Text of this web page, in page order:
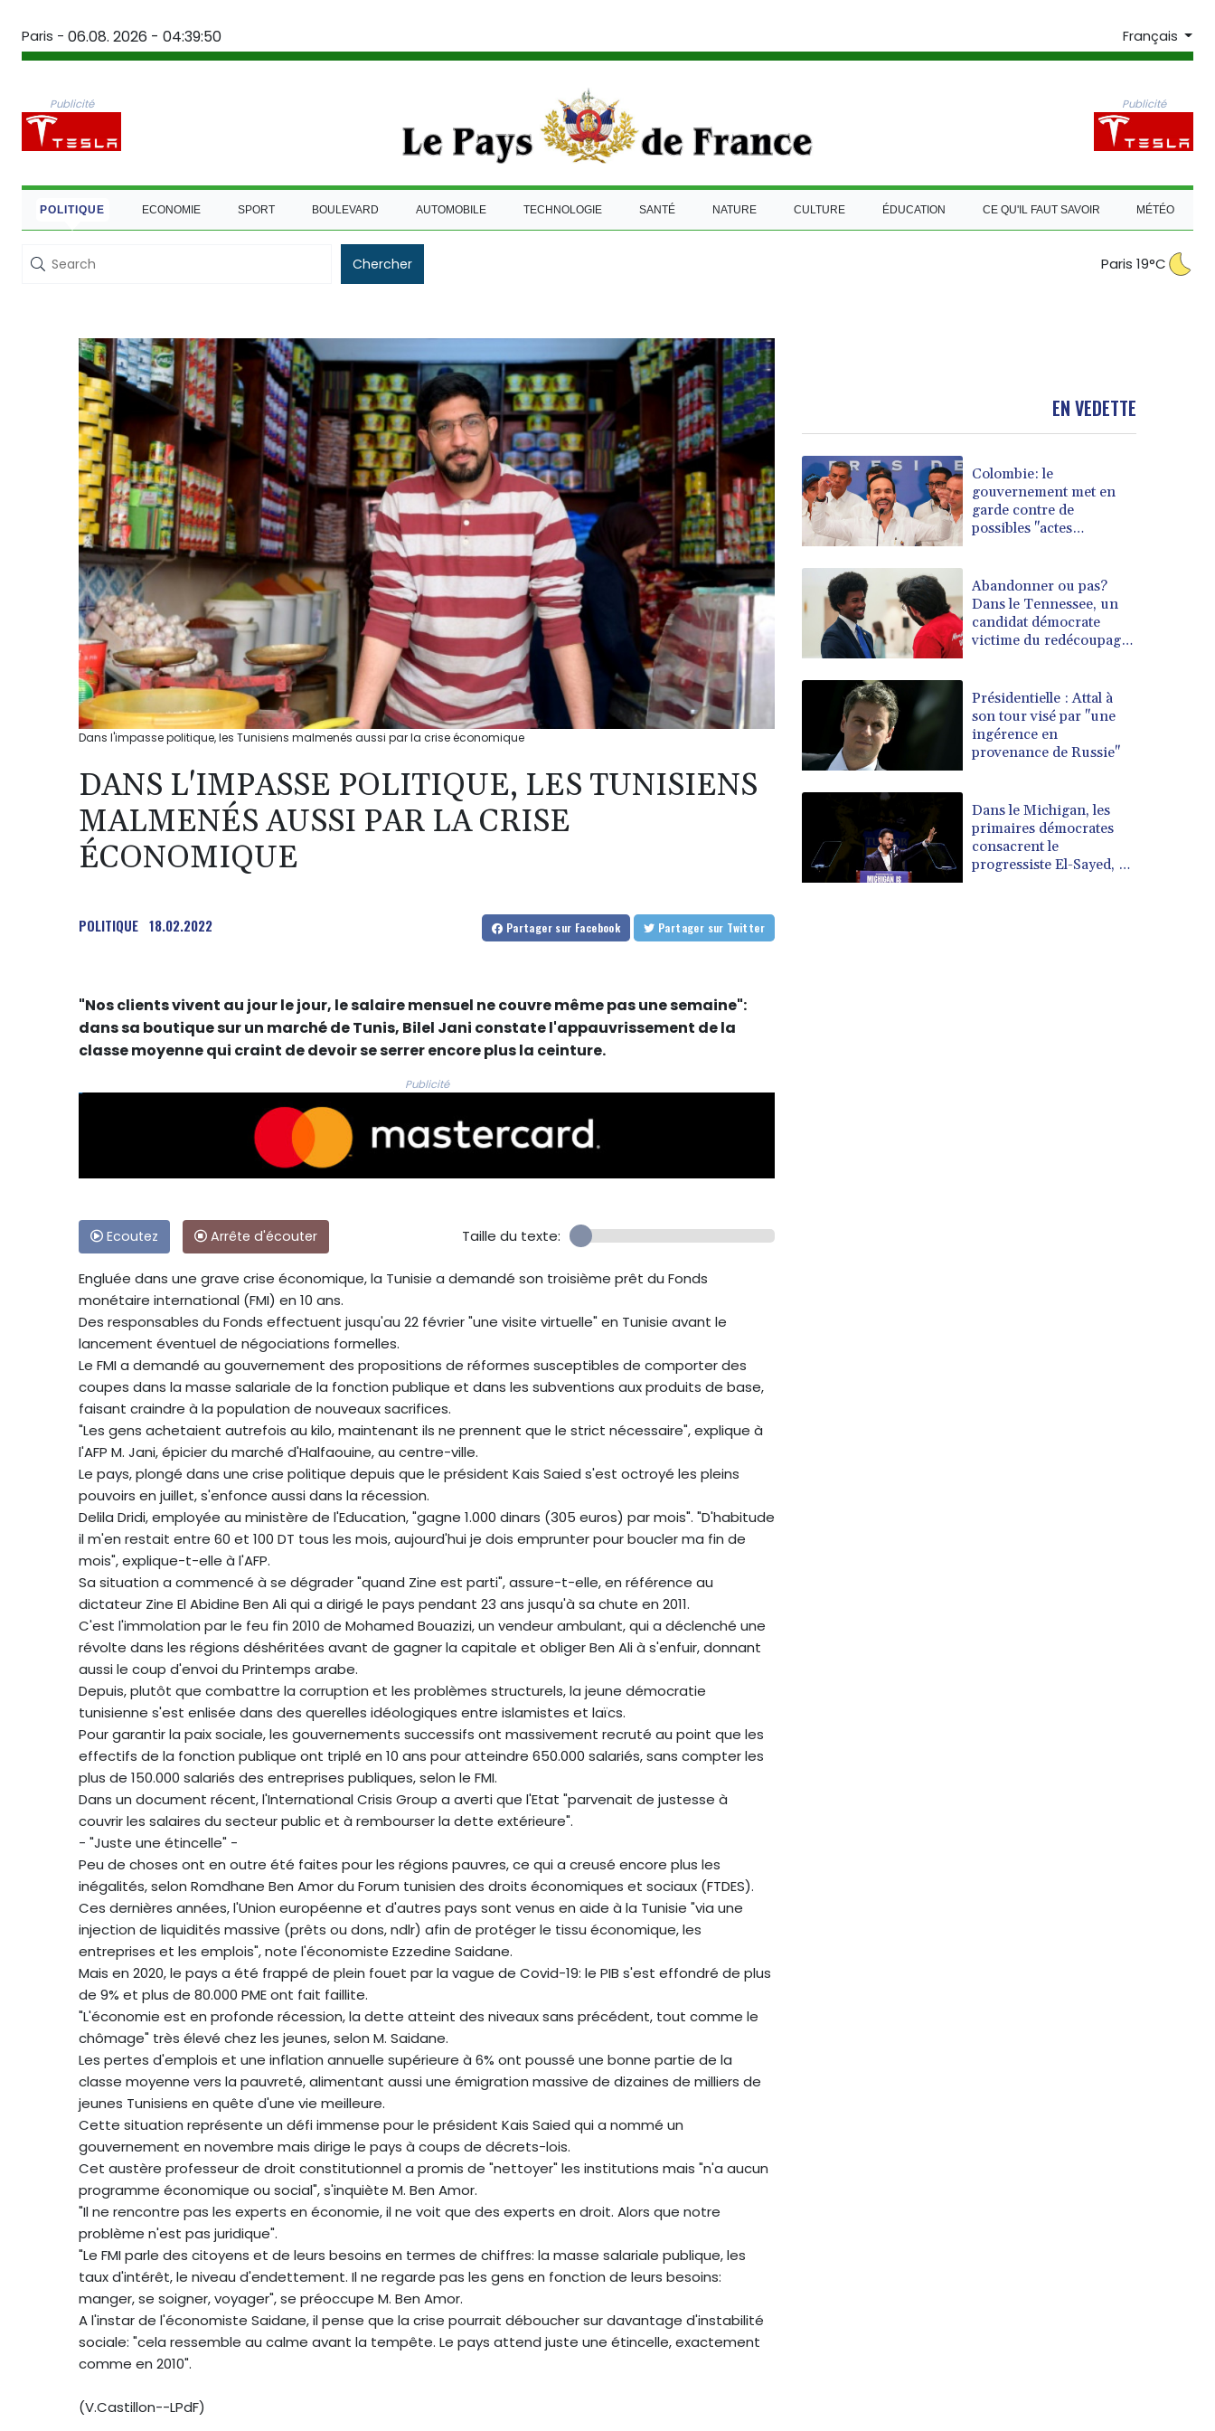
Paris - 06.08. 2026 - 04:39:51 Français
Publicité Publicité
POLITIQUE ECONOMIE SPORT BOULEVARD AUTOMOBILE TECHNOLOGIE SANTÉ NATURE CULTURE ÉDUCATION CE QU'IL FAUT SAVOIR MÉTÉO
Chercher Paris 19°C
Dans l'impasse politique, les Tunisiens malmenés aussi par la crise économique
DANS L'IMPASSE POLITIQUE, LES TUNISIENS
MALMENÉS AUSSI PAR LA CRISE
ÉCONOMIQUE
POLITIQUE 18.02.2022 Partager sur Facebook Partager sur Twitter
"Nos clients vivent au jour le jour, le salaire mensuel ne couvre même pas une semaine":
dans sa boutique sur un marché de Tunis, Bilel Jani constate l'appauvrissement de la
classe moyenne qui craint de devoir se serrer encore plus la ceinture.
Publicité
Ecoutez Arrête d'écouter Taille du texte:
Engluée dans une grave crise économique, la Tunisie a demandé son troisième prêt du Fonds
monétaire international (FMI) en 10 ans.
Des responsables du Fonds effectuent jusqu'au 22 février "une visite virtuelle" en Tunisie avant le
lancement éventuel de négociations formelles.
Le FMI a demandé au gouvernement des propositions de réformes susceptibles de comporter des
coupes dans la masse salariale de la fonction publique et dans les subventions aux produits de base,
faisant craindre à la population de nouveaux sacrifices.
"Les gens achetaient autrefois au kilo, maintenant ils ne prennent que le strict nécessaire", explique à
l'AFP M. Jani, épicier du marché d'Halfaouine, au centre-ville.
Le pays, plongé dans une crise politique depuis que le président Kais Saied s'est octroyé les pleins
pouvoirs en juillet, s'enfonce aussi dans la récession.
Delila Dridi, employée au ministère de l'Education, "gagne 1.000 dinars (305 euros) par mois". "D'habitude
il m'en restait entre 60 et 100 DT tous les mois, aujourd'hui je dois emprunter pour boucler ma fin de
mois", explique-t-elle à l'AFP.
Sa situation a commencé à se dégrader "quand Zine est parti", assure-t-elle, en référence au
dictateur Zine El Abidine Ben Ali qui a dirigé le pays pendant 23 ans jusqu'à sa chute en 2011.
C'est l'immolation par le feu fin 2010 de Mohamed Bouazizi, un vendeur ambulant, qui a déclenché une
révolte dans les régions déshéritées avant de gagner la capitale et obliger Ben Ali à s'enfuir, donnant
aussi le coup d'envoi du Printemps arabe.
Depuis, plutôt que combattre la corruption et les problèmes structurels, la jeune démocratie
tunisienne s'est enlisée dans des querelles idéologiques entre islamistes et laïcs.
Pour garantir la paix sociale, les gouvernements successifs ont massivement recruté au point que les
effectifs de la fonction publique ont triplé en 10 ans pour atteindre 650.000 salariés, sans compter les
plus de 150.000 salariés des entreprises publiques, selon le FMI.
Dans un document récent, l'International Crisis Group a averti que l'Etat "parvenait de justesse à
couvrir les salaires du secteur public et à rembourser la dette extérieure".
- "Juste une étincelle" -
Peu de choses ont en outre été faites pour les régions pauvres, ce qui a creusé encore plus les
inégalités, selon Romdhane Ben Amor du Forum tunisien des droits économiques et sociaux (FTDES).
Ces dernières années, l'Union européenne et d'autres pays sont venus en aide à la Tunisie "via une
injection de liquidités massive (prêts ou dons, ndlr) afin de protéger le tissu économique, les
entreprises et les emplois", note l'économiste Ezzedine Saidane.
Mais en 2020, le pays a été frappé de plein fouet par la vague de Covid-19: le PIB s'est effondré de plus
de 9% et plus de 80.000 PME ont fait faillite.
"L'économie est en profonde récession, la dette atteint des niveaux sans précédent, tout comme le
chômage" très élevé chez les jeunes, selon M. Saidane.
Les pertes d'emplois et une inflation annuelle supérieure à 6% ont poussé une bonne partie de la
classe moyenne vers la pauvreté, alimentant aussi une émigration massive de dizaines de milliers de
jeunes Tunisiens en quête d'une vie meilleure.
Cette situation représente un défi immense pour le président Kais Saied qui a nommé un
gouvernement en novembre mais dirige le pays à coups de décrets-lois.
Cet austère professeur de droit constitutionnel a promis de "nettoyer" les institutions mais "n'a aucun
programme économique ou social", s'inquiète M. Ben Amor.
"Il ne rencontre pas les experts en économie, il ne voit que des experts en droit. Alors que notre
problème n'est pas juridique".
"Le FMI parle des citoyens et de leurs besoins en termes de chiffres: la masse salariale publique, les
taux d'intérêt, le niveau d'endettement. Il ne regarde pas les gens en fonction de leurs besoins:
manger, se soigner, voyager", se préoccupe M. Ben Amor.
A l'instar de l'économiste Saidane, il pense que la crise pourrait déboucher sur davantage d'instabilité
sociale: "cela ressemble au calme avant la tempête. Le pays attend juste une étincelle, exactement
comme en 2010".
(V.Castillon--LPdF)
EN VEDETTE
Colombie: le
gouvernement met en
garde contre de
possibles "actes
Abandonner ou pas?
Dans le Tennessee, un
candidat démocrate
victime du redécoupage
Présidentielle : Attal à
son tour visé par "une
ingérence en
provenance de Russie"
Dans le Michigan, les
primaires démocrates
consacrent le
progressiste El-Sayed, à